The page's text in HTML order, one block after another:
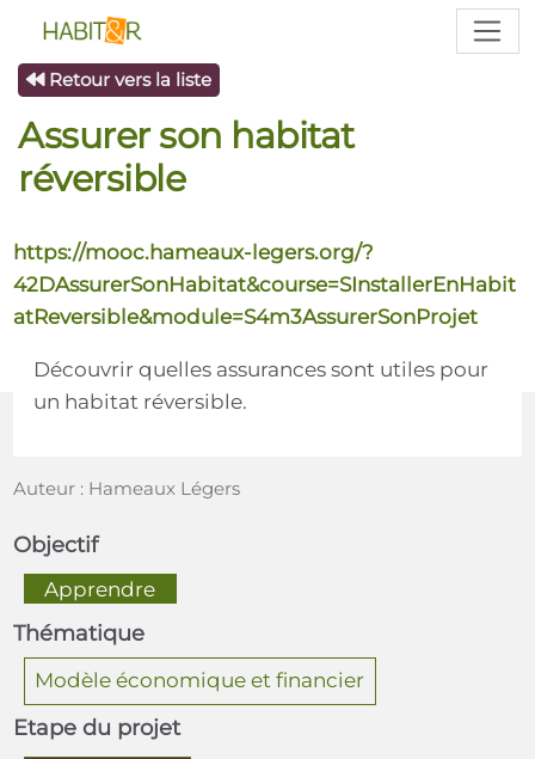
Retour vers la liste
Assurer son habitat
réversible
https://mooc.hameaux-legers.org/?
42DAssurerSonHabitat&course=SInstallerEnHabit
atReversible&module=S4m3AssurerSonProjet
Découvrir quelles assurances sont utiles pour
un habitat réversible.
Auteur : Hameaux Légers
Objectif
  Apprendre
Thématique
Modèle économique et financier
Etape du projet